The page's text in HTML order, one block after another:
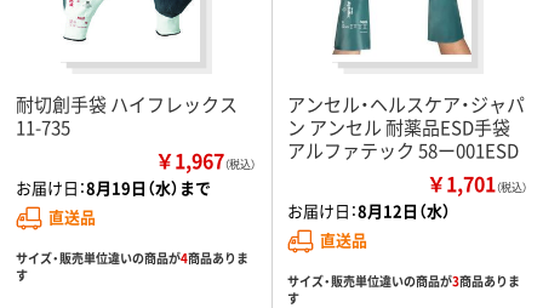
耐切創手袋 ハイフレックス
11-735
￥1,967（税込）
お届け日：8月19日（水）まで
直送品
サイズ・販売単位違いの商品が4商品ありま
す
アンセル・ヘルスケア・ジャパ
ン アンセル 耐薬品ESD手袋
アルファテック 58ー001ESD
￥1,701（税込）
お届け日：8月12日（水）
直送品
サイズ・販売単位違いの商品が3商品ありま
す